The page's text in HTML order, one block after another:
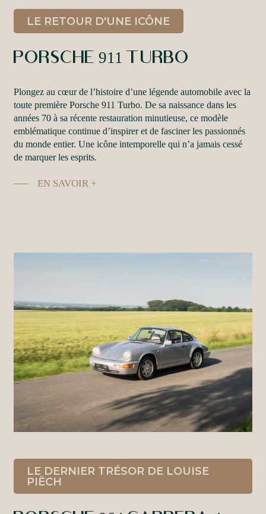
LE RETOUR D'UNE ICÔNE
PORSCHE 911 TURBO
Plongez au cœur de l’histoire d’une légende automobile avec la
toute première Porsche 911 Turbo. De sa naissance dans les
années 70 à sa récente restauration minutieuse, ce modèle
emblématique continue d’inspirer et de fasciner les passionnés
du monde entier. Une icône intemporelle qui n’a jamais cessé
de marquer les esprits.
EN SAVOIR +
LE DERNIER TRÉSOR DE LOUISE
PIËCH